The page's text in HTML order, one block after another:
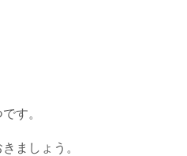
す。
ましょう。